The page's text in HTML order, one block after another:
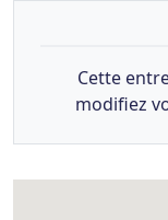
Cette
modifiez